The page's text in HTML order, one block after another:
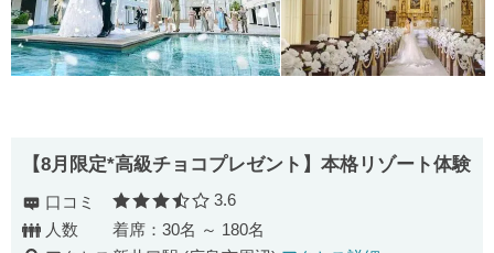
【8月限定*高級チョコプレゼント】本格リゾート体験
口コミ 口コミ評価
3.6
人数
着席：30名 ～ 180名